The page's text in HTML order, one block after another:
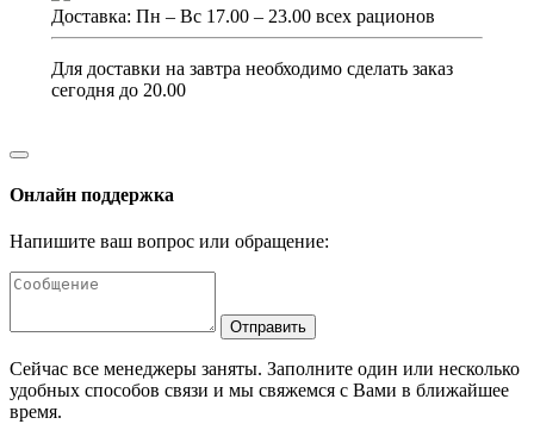
Доставка: Пн – Вс 17.00 – 23.00 всех рационов
Для доставки на завтра необходимо сделать заказ
сегодня до 20.00
Онлайн поддержка
Напишите ваш вопрос или обращение:
Отправить
Сейчас все менеджеры заняты. Заполните один или несколько
удобных способов связи и мы свяжемся с Вами в ближайшее
время.